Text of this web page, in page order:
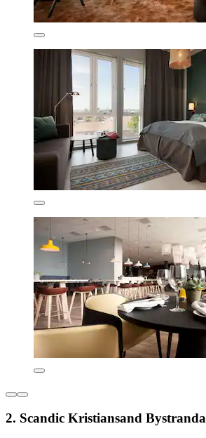
2. Scandic Kristiansand Bystranda